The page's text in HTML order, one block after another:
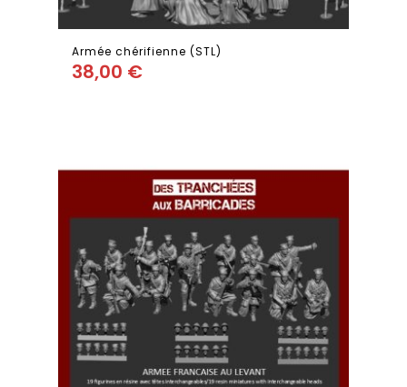
Armée chérifienne (STL)
38,00 €